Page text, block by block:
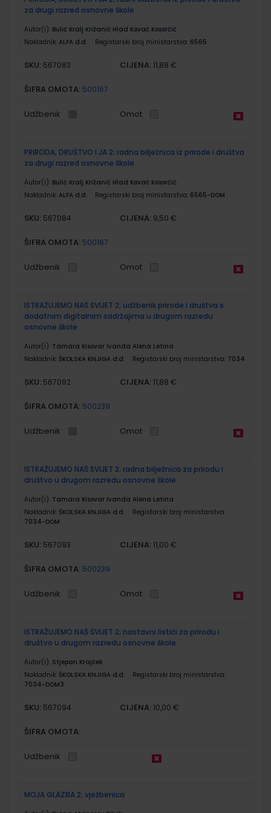
za drugi razred osnovne škole
Autor(i): Bulić Kralj Križanić Hlad Kovač Kosorčić
Nakladnik: ALFA d.d. Registarski broj ministarstva: 6565
SKU: 567083 CIJENA: 11,88 €
ŠIFRA OMOTA: 500167
Udžbenik Omot
PRIRODA, DRUŠTVO I JA 2; radna bilježnica iz prirode i društva
za drugi razred osnovne škole
Autor(i): Bulić Kralj Križanić Hlad Kovač Kosorčić
Nakladnik: ALFA d.d. Registarski broj ministarstva: 6565-DOM
SKU: 567084 CIJENA: 9,50 €
ŠIFRA OMOTA: 500167
Udžbenik Omot
ISTRAŽUJEMO NAŠ SVIJET 2; udžbenik prirode i društva s
dodatnim digitalnim sadržajima u drugom razredu
osnovne škole
Autor(i): Tamara Kisovar Ivanda Alena Letina
Nakladnik: ŠKOLSKA KNJIGA d.d. Registarski broj ministarstva: 7034
SKU: 567092 CIJENA: 11,88 €
ŠIFRA OMOTA: 500239
Udžbenik Omot
ISTRAŽUJEMO NAŠ SVIJET 2; radna bilježnica za prirodu i
društvo u drugom razredu osnovne škole
Autor(i): Tamara Kisovar Ivanda Alena Letina
Nakladnik: ŠKOLSKA KNJIGA d.d.
Registarski broj ministarstva:
7034-DOM
SKU: 567093 CIJENA: 11,00 €
ŠIFRA OMOTA: 500239
Udžbenik Omot
ISTRAŽUJEMO NAŠ SVIJET 2; nastavni listići za prirodu i
društvo u drugom razredu osnovne škole
Autor(i): Stjepan Krajček
Nakladnik: ŠKOLSKA KNJIGA d.d.
Registarski broj ministarstva:
7034-DOM3
SKU: 567094 CIJENA: 10,00 €
ŠIFRA OMOTA:
Udžbenik
MOJA GLAZBA 2; vježbenica